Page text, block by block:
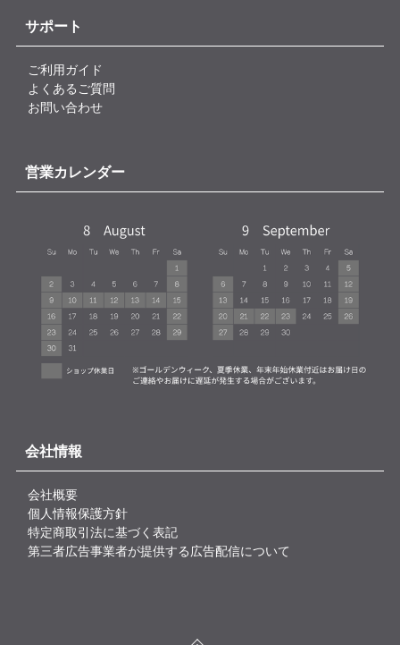
サポート
ご利用ガイド
よくあるご質問
お問い合わせ
営業カレンダー
会社情報
会社概要
個人情報保護方針
特定商取引法に基づく表記
第三者広告事業者が提供する広告配信について